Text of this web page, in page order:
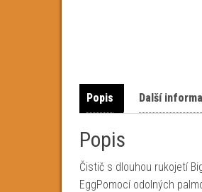
Popis Další
Popis
Čistič s dlouhou rukojetí
EggPomocí odolných